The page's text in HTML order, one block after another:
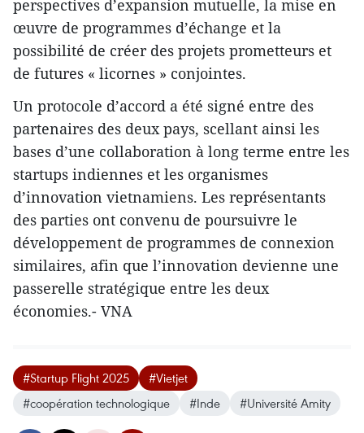
perspectives d’expansion mutuelle, la mise en
œuvre de programmes d’échange et la
possibilité de créer des projets prometteurs et
de futures « licornes » conjointes.
Un protocole d’accord a été signé entre des
partenaires des deux pays, scellant ainsi les
bases d’une collaboration à long terme entre les
startups indiennes et les organismes
d’innovation vietnamiens. Les représentants
des parties ont convenu de poursuivre le
développement de programmes de connexion
similaires, afin que l’innovation devienne une
passerelle stratégique entre les deux
économies.- VNA
#Startup Flight 2025
#Vietjet
#coopération technologique
#Inde #Université Amity